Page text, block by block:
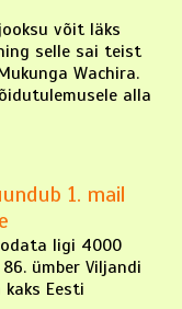
võit läks
selle sai teist
Wachira.
alla
1. mail
ligi 4000
ümber Viljandi
Eesti